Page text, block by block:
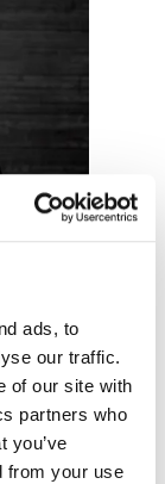
ads, to
our traffic.
of our site with
partners who
you’ve
from your use